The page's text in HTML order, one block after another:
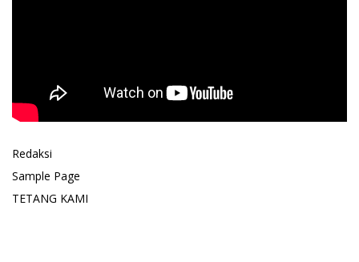
Redaksi
Sample Page
TETANG KAMI